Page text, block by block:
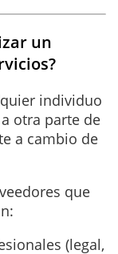
un
individuo
otra parte de
a cambio de
que
(legal,